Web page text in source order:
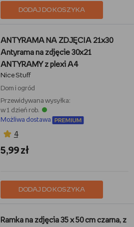
DODAJ DO KOSZYKA
ANTYRAMA NA ZDJĘCIA 21x30
Antyrama na zdjęcie 30x21
ANTYRAMY z plexi A4
Nice Stuff
Dom i ogród
Przewidywana wysyłka:
w 1 dzień rob.
Możliwa dostawa
4
5,99 zł
DODAJ DO KOSZYKA
Ramka na zdjęcia 35 x 50 cm czarna, z